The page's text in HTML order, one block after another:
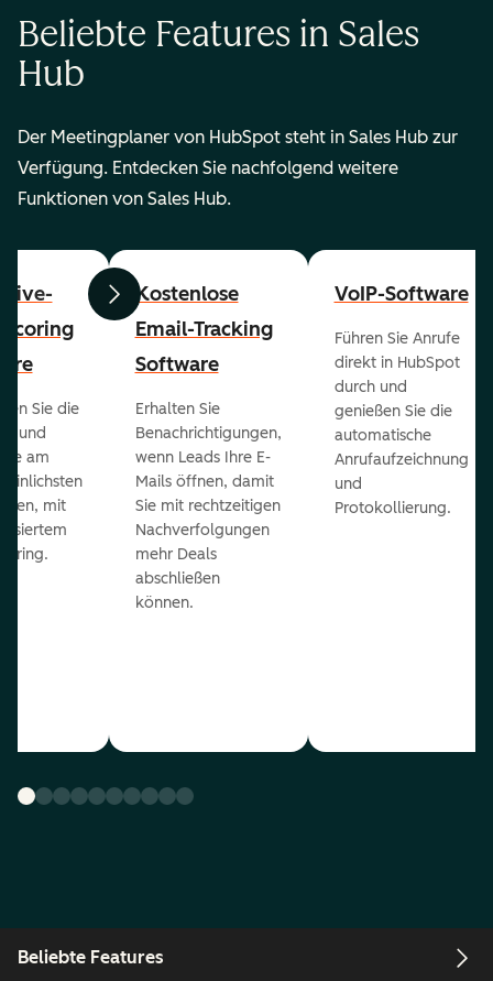
Beliebte Features in Sales
Hub
Der Meetingplaner von HubSpot steht in Sales Hub zur
Verfügung. Entdecken Sie nachfolgend weitere
Funktionen von Sales Hub.
ZurückWeiter
Sie die
und
am
mit
Kostenlose
Email-Tracking
Software
Erhalten Sie
Benachrichtigungen,
wenn Leads Ihre E-
Mails öffnen, damit
Sie mit rechtzeitigen
Nachverfolgungen
mehr Deals
abschließen
können.
VoIP-Software
Führen Sie Anrufe
direkt in HubSpot
durch und
genießen Sie die
automatische
Anrufaufzeichnung
und
Protokollierung.
Beliebte Features